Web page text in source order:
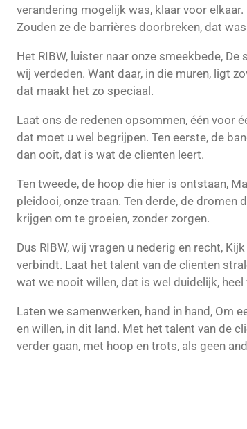
verandering mogelijk was, klaar voor
Zouden ze de barrières doorbreken, dat
Het RIBW, luister naar onze smeekbede,
wij verdeden. Want daar, in die muren, ligt
dat maakt het zo speciaal.
Laat ons de redenen opsommen, één voor
dat moet u wel begrijpen. Ten eerste, de
dan ooit, dat is wat de clienten leert.
Ten tweede, de hoop die hier is ontstaan,
pleidooi, onze traan. Ten derde, de dromen
krijgen om te groeien, zonder zorgen.
Dus RIBW, wij vragen u nederig en recht,
verbindt. Laat het talent van de clienten
wat we nooit willen, dat is wel duidelijk, heel
Laten we samenwerken, hand in hand, Om
en willen, in dit land. Met het talent van de
verder gaan, met hoop en trots, als geen